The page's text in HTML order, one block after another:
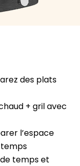
des plats
+ gril avec
l’espace
temps et